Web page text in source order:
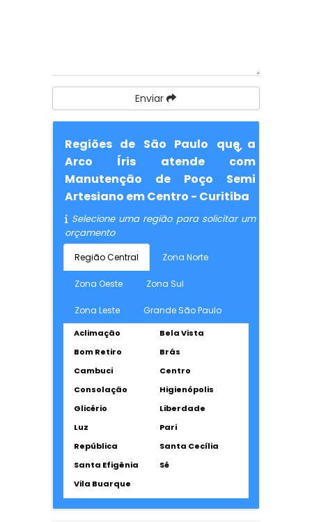
Enviar
Regiões de São Paulo que a
Arco Íris atende com
Manutenção de Poço Semi
Artesiano em Centro - Curitiba
Selecione uma região para solicitar um
orçamento
Região Central Zona Norte
Zona Oeste Zona Sul
Zona Leste Grande São Paulo
Aclimação
Bela Vista
Bom Retiro
Brás
Cambuci
Centro
Consolação
Higienópolis
Glicério
Liberdade
Luz
Pari
República
Santa Cecília
Santa Efigênia
Sé
Vila Buarque